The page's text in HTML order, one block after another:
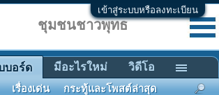
เข้าสู่ระบบหรือลงทะเบียน
ชุมชนชาวพุทธ
บอร์ด
เรื่องเด่น กระทู้และโพสต์ล่าสุด
มีอะไรใหม่ วิดีโอ